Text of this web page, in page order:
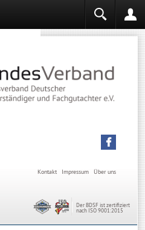
Über uns
Impressum
Kontakt
Der BDSF ist zertifiziert
nach ISO 9001:2015